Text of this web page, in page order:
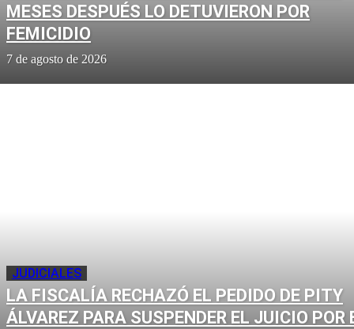
MESES DESPUÉS LO DETUVIERON POR
FEMICIDIO
7 de agosto de 2026
JUDICIALES
LA FISCALÍA RECHAZÓ EL PEDIDO DE PITY
ÁLVAREZ PARA SUSPENDER EL JUICIO POR